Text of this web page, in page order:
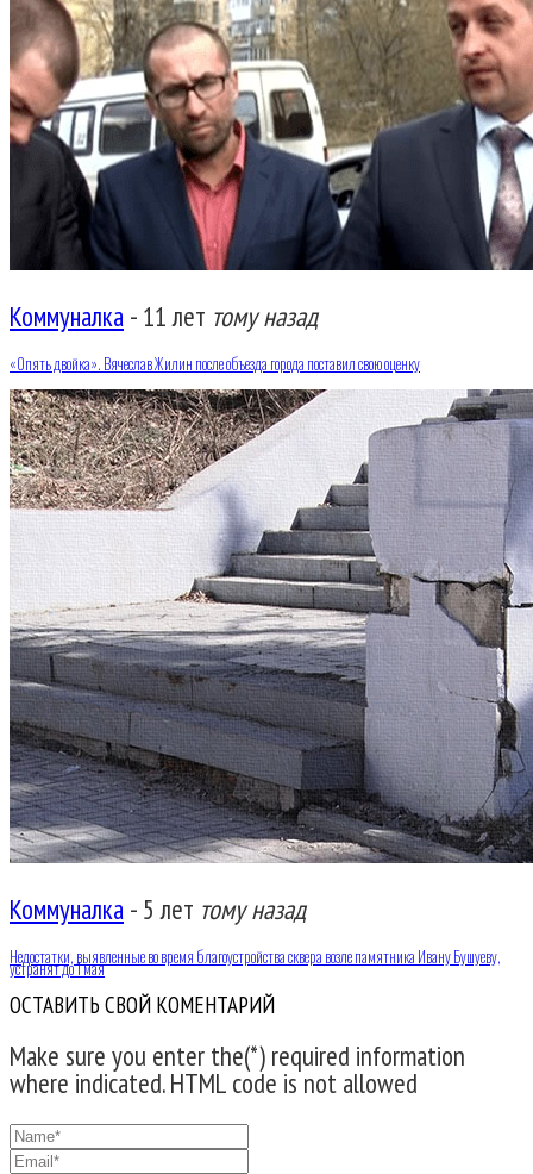
Коммуналка - 11 лет тому назад
«Опять двойка». Вячеслав Жилин после объезда города поставил свою оценку
Коммуналка - 5 лет тому назад
Недостатки, выявленные во время благоустройства сквера возле памятника Ивану Бушуеву,
устранят до 1 мая
ОСТАВИТЬ СВОЙ КОМЕНТАРИЙ
Make sure you enter the(*) required information
where indicated. HTML code is not allowed